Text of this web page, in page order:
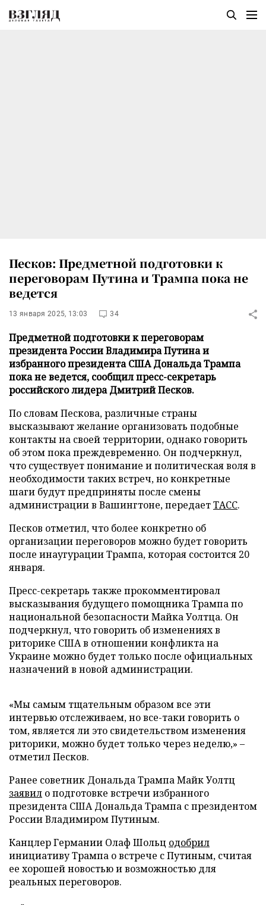
Песков: Предметной подготовки к
переговорам Путина и Трампа пока не
ведется
13 января 2025, 13:03 34
Предметной подготовки к переговорам
президента России Владимира Путина и
избранного президента США Дональда Трампа
пока не ведется, сообщил пресс-секретарь
российского лидера Дмитрий Песков.
По словам Пескова, различные страны
высказывают желание организовать подобные
контакты на своей территории, однако говорить
об этом пока преждевременно. Он подчеркнул,
что существует понимание и политическая воля в
необходимости таких встреч, но конкретные
шаги будут предприняты после смены
администрации в Вашингтоне, передаетТАСС.
Песков отметил, что более конкретно об
организации переговоров можно будет говорить
после инаугурации Трампа, которая состоится 20
января.
Пресс-секретарь также прокомментировал
высказывания будущего помощника Трампа по
национальной безопасности Майка Уолтца. Он
подчеркнул, что говорить об изменениях в
риторике США в отношении конфликта на
Украине можно будет только после официальных
назначений в новой администрации.
«Мы самым тщательным образом все эти
интервью отслеживаем, но все-таки говорить о
том, является ли это свидетельством изменения
риторики, можно будет только через неделю,» –
отметил Песков.
Ранее советник Дональда Трампа Майк Уолтц
заявил о подготовке встречи избранного
президента США Дональда Трампа с президентом
России Владимиром Путиным.
Канцлер Германии Олаф Шольц одобрил
инициативу Трампа о встрече с Путиным, считая
ее хорошей новостью и возможностью для
реальных переговоров.